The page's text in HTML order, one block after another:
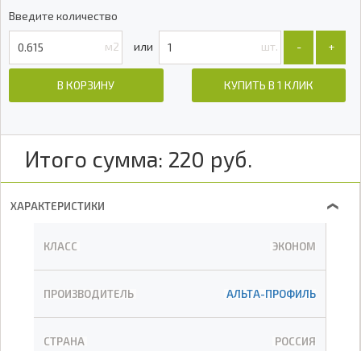
Введите количество
м2 шт. +
-
В КОРЗИНУ КУПИТЬ В 1 КЛИК
Итого сумма: 220 руб.
ХАРАКТЕРИСТИКИ ❯
КЛАСС ЭКОНОМ
ПРОИЗВОДИТЕЛЬ АЛЬТА-ПРОФИЛЬ
СТРАНА РОССИЯ